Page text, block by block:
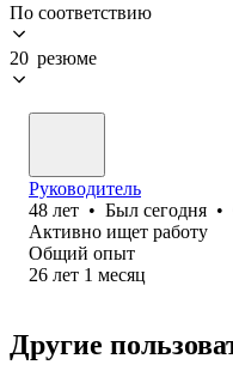
По соответствию
20 резюме
Руководитель
48 лет • Был сегодня •
Активно ищет работу
Общий опыт
26 лет 1 месяц
Другие